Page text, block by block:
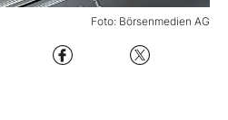
Foto: Börsenmedien AG